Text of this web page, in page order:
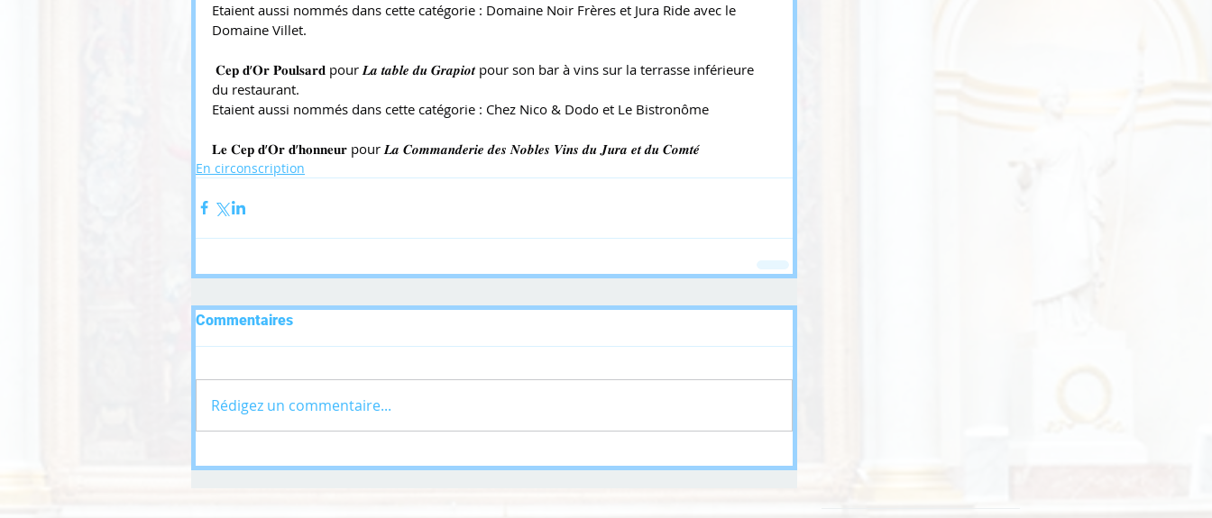
Etaient aussi nommés dans cette catégorie : Domaine Noir Frères et Jura Ride avec le
Domaine Villet.
𝐂𝐞𝐩 𝐝’𝐎𝐫 𝐏𝐨𝐮𝐥𝐬𝐚𝐫𝐝 pour 𝑳𝒂 𝒕𝒂𝒃𝒍𝒆 𝒅𝒖 𝑮𝒓𝒂𝒑𝒊𝒐𝒕 pour son bar à vins sur la terrasse inférieure
du restaurant.
Etaient aussi nommés dans cette catégorie : Chez Nico & Dodo et Le Bistronôme
𝐋𝐞 𝐂𝐞𝐩 𝐝’𝐎𝐫 𝐝’𝐡𝐨𝐧𝐧𝐞𝐮𝐫 pour 𝑳𝒂 𝑪𝒐𝒎𝒎𝒂𝒏𝒅𝒆𝒓𝒊𝒆 𝒅𝒆𝒔 𝑵𝒐𝒃𝒍𝒆𝒔 𝑽𝒊𝒏𝒔 𝒅𝒖 𝑱𝒖𝒓𝒂 𝒆𝒕 𝒅𝒖 𝑪𝒐𝒎𝒕𝒆́
En circonscription
Commentaires
Rédigez un commentaire...